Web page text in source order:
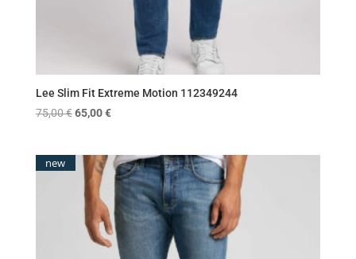
Lee Slim Fit Extreme Motion 112349244
75,00€ Original
75,00 €.
65,00€Η
είναι:
65,00 €.
new